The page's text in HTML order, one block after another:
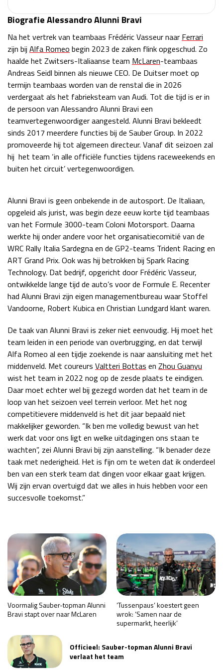
Race
zo 21:00 - 23:00
Kwalificatie
za 05:00 - 06:00
Race
zo 05:00 - 07:00
GP QATAR 2026
Kwalificatie
za 19:00 - 20:00
Race
GP ABU DHABI 2026
Kwalificatie
za 15:00 - 16:00
Race
zo 14:00 - 16:00
Biografie Alessandro Alunni Bravi
Na het vertrek van teambaas Frédéric Vasseur naar Ferrari
zijn bij Alfa Romeo begin 2023 de zaken flink opgeschud. Zo
haalde het Zwitsers-Italiaanse team McLaren-teambaas
Andreas Seidl binnen als nieuwe CEO. De Duitser moet op
termijn teambaas worden van de renstal die in 2026
verdergaat als het fabrieksteam van Audi. Tot die tijd is er in
de persoon van Alessandro Alunni Bravi een
teamvertegenwoordiger aangesteld. Alunni Bravi bekleedt
sinds 2017 meerdere functies bij de Sauber Group. In 2022
promoveerde hij tot algemeen directeur. Vanaf dit seizoen zal
hij het team ‘in alle officiële functies tijdens raceweekends en
buiten het circuit’ vertegenwoordigen.
Alunni Bravi is geen onbekende in de autosport. De Italiaan,
opgeleid als jurist, was begin deze eeuw korte tijd teambaas
van het Formule 3000-team Coloni Motorsport. Daarna
werkte hij onder andere voor het organisatiecomitié van de
WRC Rally Italia Sardegna en de GP2-teams Trident Racing en
ART Grand Prix. Ook was hij betrokken bij Spark Racing
Technology. Dat bedrijf, opgericht door Frédéric Vasseur,
ontwikkelde lange tijd de auto’s voor de Formule E. Recenter
had Alunni Bravi zijn eigen managementbureau waar Stoffel
Vandoorne, Robert Kubica en Christian Lundgard klant waren.
De taak van Alunni Bravi is zeker niet eenvoudig. Hij moet het
team leiden in een periode van overbrugging, en dat terwijl
Alfa Romeo al een tijdje zoekende is naar aansluiting met het
middenveld. Met coureurs Valtteri Bottas en Zhou Guanyu
wist het team in 2022 nog op de zesde plaats te eindigen.
Daar moet echter wel bij gezegd worden dat het team in de
loop van het seizoen veel terrein verloor. Met het nog
competitievere middenveld is het dit jaar bepaald niet
makkelijker geworden. “Ik ben me volledig bewust van het
werk dat voor ons ligt en welke uitdagingen ons staan te
wachten”, zei Alunni Bravi bij zijn aanstelling. “Ik benader deze
taak met nederigheid. Het is fijn om te weten dat ik onderdeel
ben van een sterk team dat dingen voor elkaar gaat krijgen.
Wij zijn ervan overtuigd dat we alles in huis hebben voor een
succesvolle toekomst.”
Voormalig Sauber-topman Alunni
Bravi stapt over naar McLaren
‘Tussenpaus’ koestert geen
wrok: ‘Samen naar de
supermarkt, heerlijk’
Officieel: Sauber-topman Alunni Bravi
verlaat het team